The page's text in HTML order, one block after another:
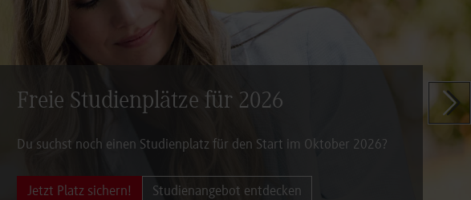
Freie Studienplätze für 2026
Du suchst noch einen Studienplatz für den Start im Oktober 2026?
Jetzt Platz sichern! Studienangebot entdecken
Zeige